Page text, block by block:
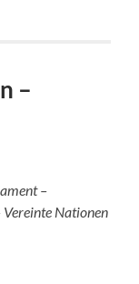
–
–
Vereinte Nationen